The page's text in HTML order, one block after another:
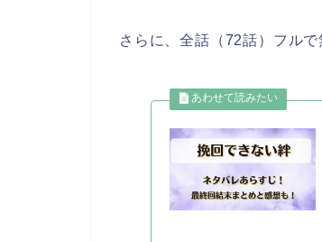
さらに、全話（72話）フル